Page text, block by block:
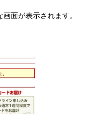
面が表示されます。